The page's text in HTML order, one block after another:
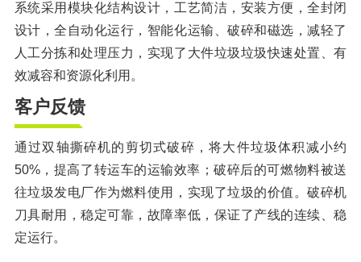
系统采用模块化结构设计，工艺简洁，安装方便，全封闭
设计，全自动化运行，智能化运输、破碎和磁选，减轻了
人工分拣和处理压力，实现了大件垃圾垃圾快速处置、有
效减容和资源化利用。
客户反馈
通过双轴撕碎机的剪切式破碎，将大件垃圾体积减小约
50%，提高了转运车的运输效率；破碎后的可燃物料被送
往垃圾发电厂作为燃料使用，实现了垃圾的价值。破碎机
刀具耐用，稳定可靠，故障率低，保证了产线的连续、稳
定运行。